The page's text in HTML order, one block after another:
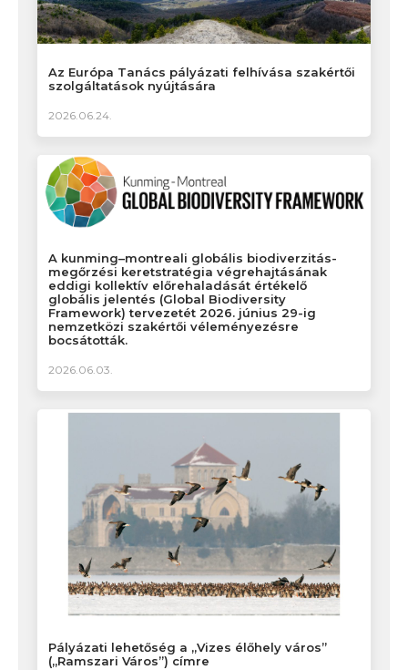
Az Európa Tanács pályázati felhívása szakértői
szolgáltatások nyújtására
2026.06.24.
A kunming–montreali globális biodiverzitás-
megőrzési keretstratégia végrehajtásának
eddigi kollektív előrehaladását értékelő
globális jelentés (Global Biodiversity
Framework) tervezetét 2026. június 29-ig
nemzetközi szakértői véleményezésre
bocsátották.
2026.06.03.
Pályázati lehetőség a „Vizes élőhely város”
(„Ramszari Város”) címre